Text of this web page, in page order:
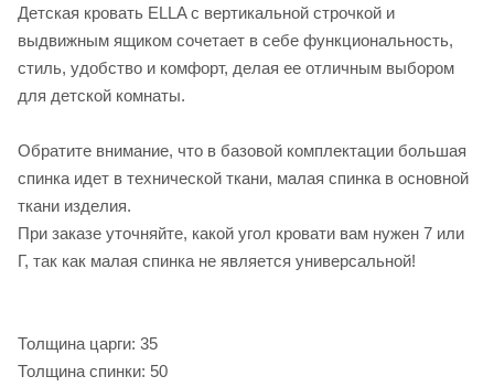
Детская кровать ELLA с вертикальной строчкой и
выдвижным ящиком сочетает в себе функциональность,
стиль, удобство и комфорт, делая ее отличным выбором
для детской комнаты.
Обратите внимание, что в базовой комплектации большая
спинка идет в технической ткани, малая спинка в основной
ткани изделия.
При заказе уточняйте, какой угол кровати вам нужен 7 или
Г, так как малая спинка не является универсальной!
Толщина царги: 35
Толщина спинки: 50